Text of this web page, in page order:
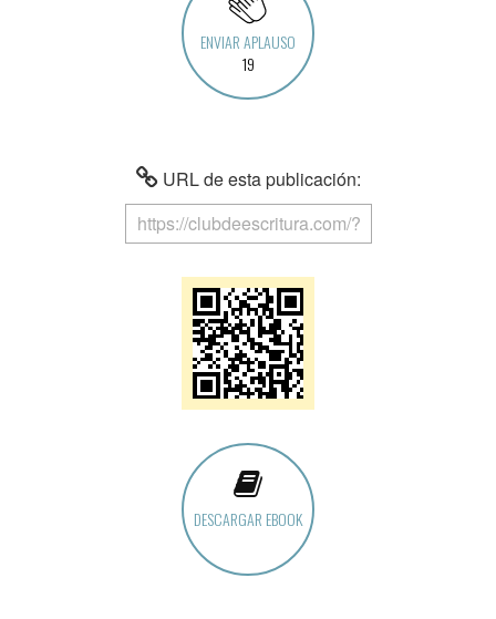
ENVIAR APLAUSO
19
URL de esta publicación:
DESCARGAR EBOOK